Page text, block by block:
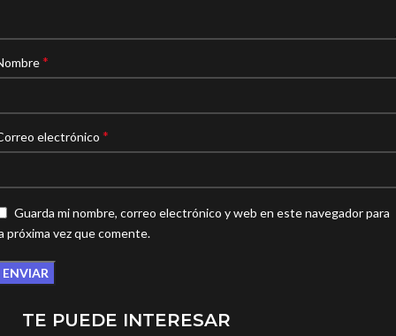
*
electrónico *
Guarda mi nombre, correo electrónico y web en este navegador para
próxima vez que comente.
TE PUEDE INTERESAR